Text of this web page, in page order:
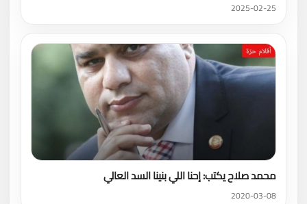
2025-02-25
محمد صلاح يكتب: إحنا اللي بنينا السد العالي
2020-03-08